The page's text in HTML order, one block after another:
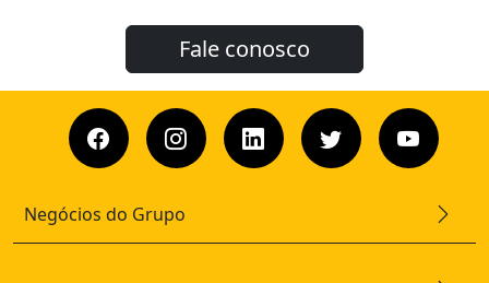
Fale conosco
Negócios do Grupo